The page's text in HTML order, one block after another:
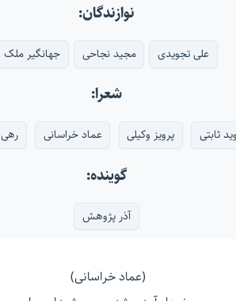
نوازندگان:
علی تجویدی مجید نجاحی جهانگیر ملک
شعرا:
ثابتی پرویز وکیلی عماد خراسانی
گوینده:
آذر پژوهش
(عماد خراسانی)